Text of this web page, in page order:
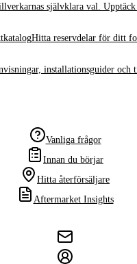
självklara val. Upptäck
Hitta reservdelar för ditt
installationsguider och
Vanliga frågor
Innan du börjar
Hitta återförsäljare
Aftermarket Insights